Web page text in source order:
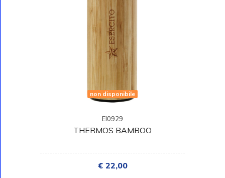
non disponibile
EI0929
THERMOS BAMBOO
€ 22,00